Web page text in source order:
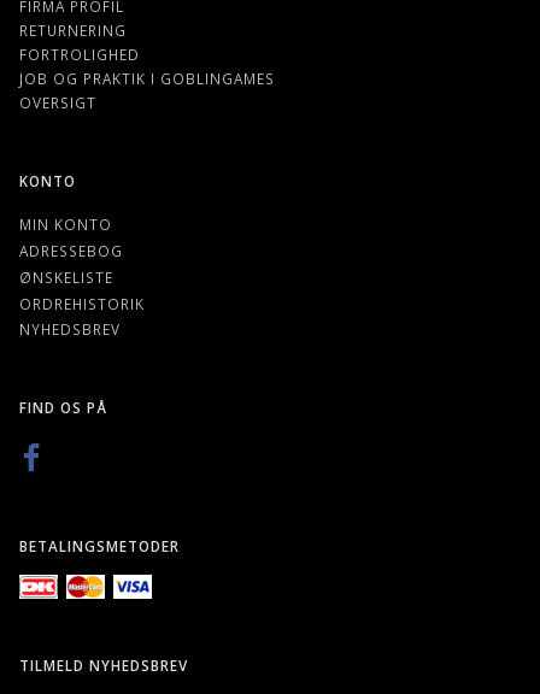
FIRMA PROFIL
RETURNERING
FORTROLIGHED
JOB OG PRAKTIK I GOBLINGAMES
OVERSIGT
KONTO
MIN KONTO
ADRESSEBOG
ØNSKELISTE
ORDREHISTORIK
NYHEDSBREV
FIND OS PÅ
BETALINGSMETODER
TILMELD NYHEDSBREV